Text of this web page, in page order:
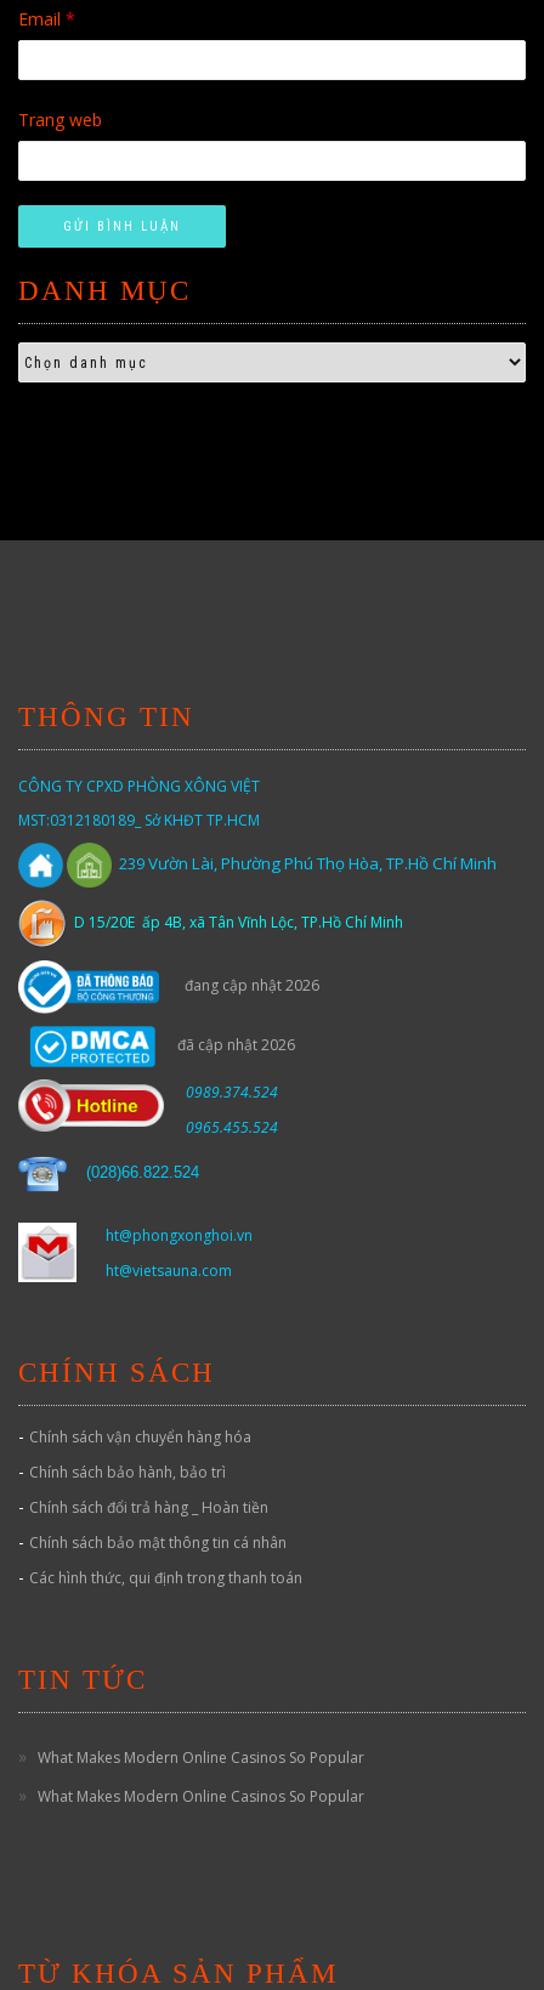
Email *
Trang web
DANH MỤC
THÔNG TIN
CÔNG TY CPXD PHÒNG XÔNG VIỆT
MST:0312180189_ Sở KHĐT TP.HCM
239Vườn Lài,Phường Phú Thọ Hòa, TP.Hồ Chí Minh
D 15/20E ấp 4B, xã Tân Vĩnh Lộc, TP.Hồ Chí Minh
đang cập nhật 2026
đã cập nhật 2026
0989.374.524
0965.455.524
(028)66.822.524
ht@phongxonghoi.vn
ht@vietsauna.com
CHÍNH SÁCH
- Chính sách vận chuyển hàng hóa
- Chính sách bảo hành, bảo trì
- Chính sách đổi trả hàng _ Hoàn tiền
- Chính sách bảo mật thông tin cá nhân
- Các hình thức, qui định trong thanh toán
TIN TỨC
What Makes Modern Online Casinos So Popular
What Makes Modern Online Casinos So Popular
TỪ KHÓA SẢN PHẨM